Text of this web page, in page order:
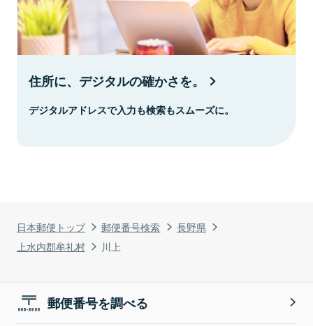
日本郵便トップ 郵便番号検索
長野県
上水内郡牟礼村
川上
住所に、デジタルの確かさを。
デジタルアドレスで入力も検索もスムーズに。
郵便番号を調べる